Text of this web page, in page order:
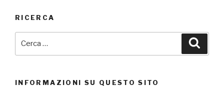
RICERCA
INFORMAZIONI SU QUESTO SITO